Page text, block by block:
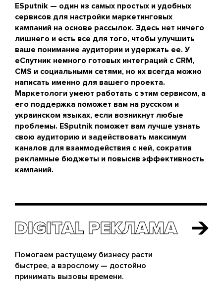
ESputnik — один из самых простых и удобных
сервисов для настройки маркетинговых
кампаний на основе рассылок. Здесь нет ничего
лишнего и есть все для того, чтобы улучшить
ваше понимание аудитории и удержать ее. У
еСпутник немного готовых интеграций с CRM,
CMS и социальными сетями, но их всегда можно
написать именно для вашего проекта.
Маркетологи умеют работать с этим сервисом, а
его поддержка поможет вам на русском и
украинском языках, если возникнут любые
проблемы. ESputnik поможет вам лучше узнать
свою аудиторию и задействовать максимум
каналов для взаимодействия с ней, сократив
рекламные бюджеты и повысив эффективность
кампаний.
DIGITAL РЕКЛАМА
DIGITAL РЕКЛАМА
Помогаем растущему бизнесу расти
быстрее, а взрослому — достойно
принимать вызовы времени.